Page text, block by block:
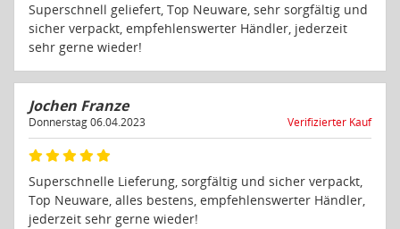
Superschnell geliefert, Top Neuware, sehr sorgfältig und
sicher verpackt, empfehlenswerter Händler, jederzeit
sehr gerne wieder!
Jochen Franze
Donnerstag 06.04.2023 Verifizierter Kauf
Superschnelle Lieferung, sorgfältig und sicher verpackt,
Top Neuware, alles bestens, empfehlenswerter Händler,
jederzeit sehr gerne wieder!